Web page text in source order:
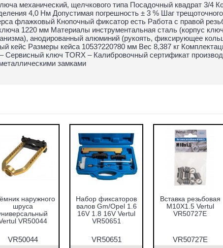
механический, щелчкового типа Посадочный квадрат 3/4
4,0 Нм Допустимая погрешность ± 3 % Шаг
флажковый Кнопочный фиксатор есть Работа с правой
1220 мм Материалы инструментальная сталь (корпус
анодированный алюминий (рукоять, фиксирующее
кейс Размеры кейса 1053?220?80 мм Вес 8,387 кг
Сервисный ключ TORX – Калибровочный сертификат
замками
наружного
шруса
VR50044
VR50044
Набор фиксаторов
валов Gm/Opel 1.6
16V 1.8 16V Vertul
VR50651
VR50651
Вставка резьбовая
M10X1.5 Vertul
VR50727E
VR50727E